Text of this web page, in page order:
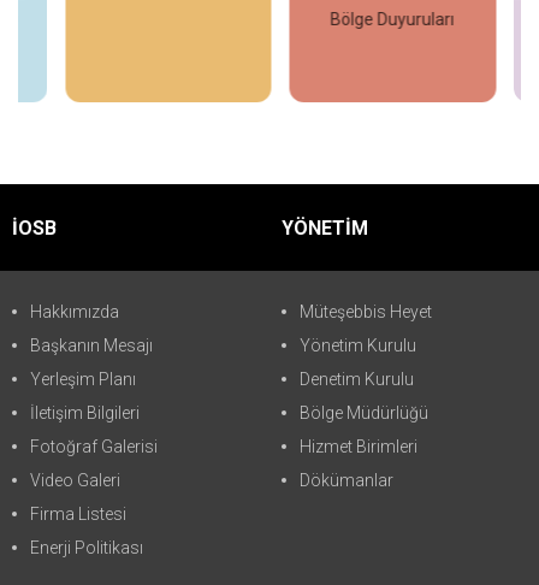
Bölge Duyuruları
İOSB
Hakkımızda
Başkanın Mesajı
Yerleşim Planı
İletişim Bilgileri
Fotoğraf Galerisi
Video Galeri
Firma Listesi
Enerji Politikası
YÖNETİM
Müteşebbis Heyet
Yönetim Kurulu
Denetim Kurulu
Bölge Müdürlüğü
Hizmet Birimleri
Dökümanlar